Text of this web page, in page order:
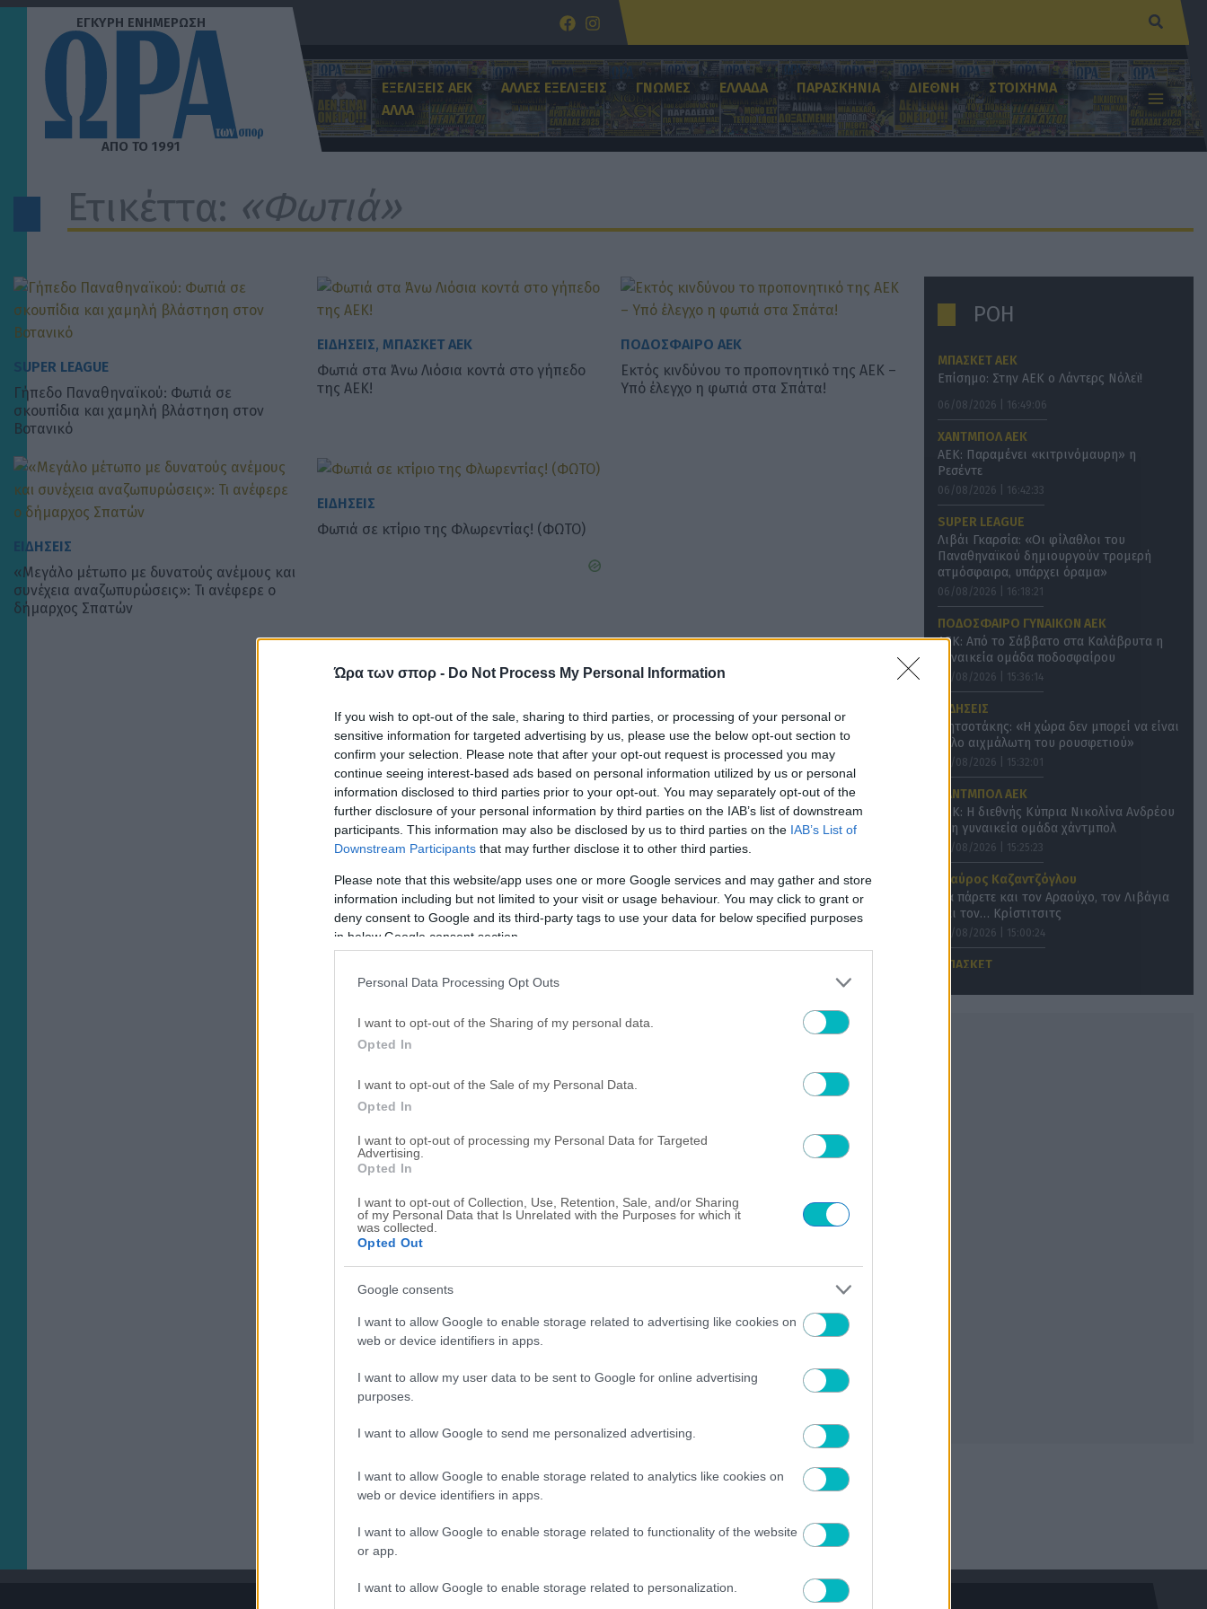
Ώρα των σπορ - Do Not Process My Personal Information
If you wish to opt-out of the sale, sharing to third parties, or processing of your personal or
sensitive information for targeted advertising by us, please use the below opt-out section to
confirm your selection. Please note that after your opt-out request is processed you may
continue seeing interest-based ads based on personal information utilized by us or personal
information disclosed to third parties prior to your opt-out. You may separately opt-out of the
further disclosure of your personal information by third parties on the IAB’s list of downstream
participants. This information may also be disclosed by us to third parties on the IAB’s List of
Downstream Participants that may further disclose it to other third parties.
Please note that this website/app uses one or more Google services and may gather and store
information including but not limited to your visit or usage behaviour. You may click to grant or
deny consent to Google and its third-party tags to use your data for below specified purposes
in below Google consent section.
Personal Data Processing Opt Outs
I want to opt-out of the Sharing of my personal data.
Opted In
I want to opt-out of the Sale of my Personal Data.
Opted In
I want to opt-out of processing my Personal Data for Targeted
Advertising.
Opted In
I want to opt-out of Collection, Use, Retention, Sale, and/or Sharing
of my Personal Data that Is Unrelated with the Purposes for which it
was collected.
Opted Out
Google consents
I want to allow Google to enable storage related to advertising like cookies on
web or device identifiers in apps.
I want to allow my user data to be sent to Google for online advertising
purposes.
I want to allow Google to send me personalized advertising.
I want to allow Google to enable storage related to analytics like cookies on
web or device identifiers in apps.
I want to allow Google to enable storage related to functionality of the website
or app.
I want to allow Google to enable storage related to personalization.
Μετάβαση
περιεχόμενο
ΕΞΕΛΙΞΕΙΣ ΑΕΚ ΑΛΛΕΣ ΕΞΕΛΙΞΕΙΣ ΓΝΩΜΕΣ ΕΛΛΑΔΑ ΠΑΡΑΣΚΗΝΙΑ ΔΙΕΘΝΗ
ΣΤΟΙΧΗΜΑ
ΑΛΛΑ
Ετικέττα: «Φωτιά»
SUPER LEAGUE
Γήπεδο Παναθηναϊκού: Φωτιά σε
σκουπίδια και χαμηλή βλάστηση στον
Βοτανικό
ΕΙΔΗΣΕΙΣ, ΜΠΑΣΚΕΤ ΑΕΚ
Φωτιά στα Άνω Λιόσια κοντά στο γήπεδο
της ΑΕΚ!
ΠΟΔΟΣΦΑΙΡΟ ΑΕΚ
Εκτός κινδύνου το προπονητικό της ΑΕΚ –
Υπό έλεγχο η φωτιά στα Σπάτα!
ΕΙΔΗΣΕΙΣ
«Μεγάλο μέτωπο με δυνατούς ανέμους και
συνέχεια αναζωπυρώσεις»: Τι ανέφερε ο
δήμαρχος Σπατών
ΕΙΔΗΣΕΙΣ
Φωτιά σε κτίριο της Φλωρεντίας! (ΦΩΤΟ)
ΡΟΗ
ΜΠΑΣΚΕΤ ΑΕΚ
Επίσημο: Στην ΑΕΚ ο Λάντερς Νόλεϊ!
06/08/2026 | 16:49:06
ΧΑΝΤΜΠΟΛ ΑΕΚ
ΑΕΚ: Παραμένει «κιτρινόμαυρη» η
Ρεσέντε
06/08/2026 | 16:42:33
SUPER LEAGUE
Λιβάι Γκαρσία: «Οι φίλαθλοι του
Παναθηναϊκού δημιουργούν τρομερή
ατμόσφαιρα, υπάρχει όραμα»
06/08/2026 | 16:18:21
ΠΟΔΟΣΦΑΙΡΟ ΓΥΝΑΙΚΩΝ ΑΕΚ
ΑΕΚ: Από το Σάββατο στα Καλάβρυτα η
γυναικεία ομάδα ποδοσφαίρου
06/08/2026 | 15:36:14
ΕΙΔΗΣΕΙΣ
Μητσοτάκης: «Η χώρα δεν μπορεί να είναι
άλλο αιχμάλωτη του ρουσφετιού»
06/08/2026 | 15:32:01
ΧΑΝΤΜΠΟΛ ΑΕΚ
ΑΕΚ: Η διεθνής Κύπρια Νικολίνα Ανδρέου
στη γυναικεία ομάδα χάντμπολ
06/08/2026 | 15:25:23
Σταύρος Καζαντζόγλου
Να πάρετε και τον Αραούχο, τον Λιβάγια
και τον… Κρίστιτσιτς
06/08/2026 | 15:00:24
ΜΠΑΣΚΕΤ
Μπασκόνια
ΠΟΔΟΣΦΑΙΡΟ ΑΕΚ